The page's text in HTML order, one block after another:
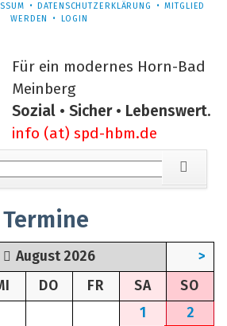
DATENSCHUTZERKLÄRUNG
MITGLIED
WERDEN
LOGIN
Für ein modernes Horn-Bad
Meinberg
Sozial • Sicher • Lebenswert.
info (at) spd-hbm.de
August 2026
>
TTWOCH
DO NNERSTAG
FR EITAGSA MSTAG
SO
1
2